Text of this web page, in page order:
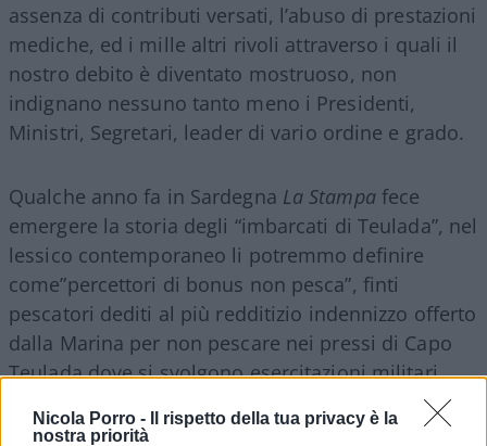
Nicola Porro -
Il rispetto della tua privacy è la
nostra priorità
assenza di contributi versati, l’abuso di prestazioni
mediche, ed i mille altri rivoli attraverso i quali il
nostro debito è diventato mostruoso, non
indignano nessuno tanto meno i Presidenti,
Ministri, Segretari, leader di vario ordine e grado.
Qualche anno fa in Sardegna La Stampafece
emergere la storia degli “imbarcati di Teulada”, nel
lessico contemporaneo li potremmo definire
come”percettori di bonus non pesca”, finti
pescatori dediti al più redditizio indennizzo offerto
dalla Marina per non pescare nei pressi di Capo
Teulada dove si svolgono esercitazioni militari.
anche appositamente immigrate e prive di barca